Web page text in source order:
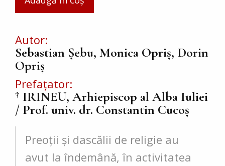
Autor
Sebastian Șebu, Monica Opriș, Dorin
Opriș
Prefațator
† IRINEU, Arhiepiscop al Alba Iuliei
/ Prof. univ. dr. Constantin Cucoş
Preoţii şi dascălii de religie au
avut la îndemână, în activitatea